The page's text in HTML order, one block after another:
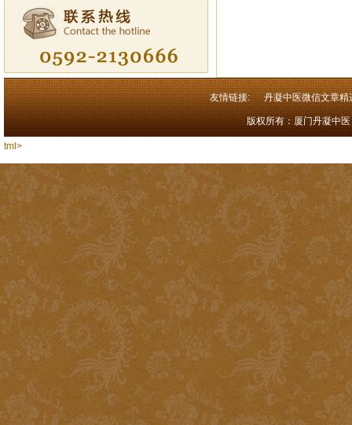
友情链接: 丹凝中医微信文章精
版权所有：厦门丹凝中
tml>